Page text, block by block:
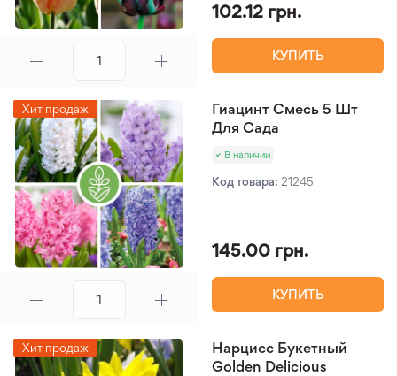
102.12 грн.
КУПИТЬ
Хит продаж
Гиацинт Смесь 5 Шт
Для Сада
В наличии
Код товара: 21245
145.00 грн.
КУПИТЬ
Хит продаж
Нарцисс Букетный
Golden Delicious